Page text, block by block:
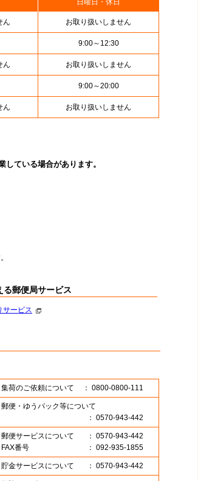
日曜日・休日
ん お取り扱いしません
9:00～12:30
ん お取り扱いしません
9:00～20:00
ん お取り扱いしません
ている場合があります。
る郵便局サービス
サービス
集荷のご依頼について ： 0800-0800-111
郵便・ゆうパック等について
： 0570-943-442
郵便サービスについて
： 0570-943-442
FAX番号
： 092-935-1855
貯金サービスについて ： 0570-943-442